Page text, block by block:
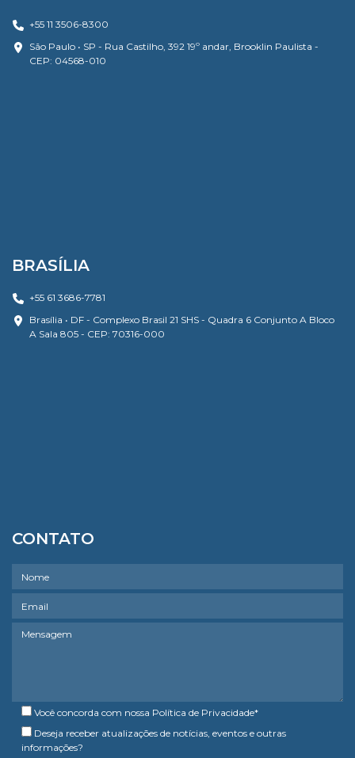
+55 11 3506-8300
São Paulo • SP - Rua Castilho, 392 19º andar, Brooklin Paulista -
CEP: 04568-010
BRASÍLIA
+55 61 3686-7781
Brasília • DF - Complexo Brasil 21 SHS - Quadra 6 Conjunto A Bloco
A Sala 805 - CEP: 70316-000
CONTATO
Você concorda com nossa Política de Privacidade*
Deseja receber atualizações de notícias, eventos e outras
informações?